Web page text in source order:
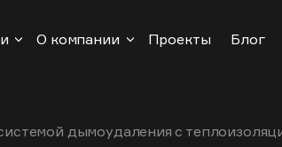
О компании Проекты Блог
дымоудаления с